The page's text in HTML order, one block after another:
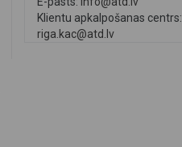
Klientu apkalpošanas centrs:
riga.kac@atd.lv